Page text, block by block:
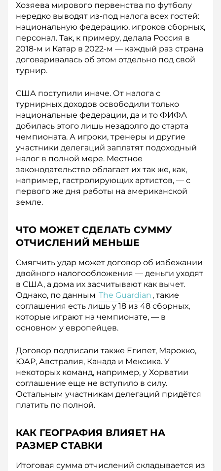
Хозяева мирового первенства по футболу
нередко выводят из-под налога всех гостей:
национальную федерацию, игроков сборных,
персонал. Так, к примеру, делала Россия в
2018-м и Катар в 2022-м — каждый раз страна
договаривалась об этом отдельно под свой
турнир.
США поступили иначе. От налога с
турнирных доходов освободили только
национальные федерации, да и то ФИФА
добилась этого лишь незадолго до старта
чемпионата. А игроки, тренеры и другие
участники делегаций заплатят подоходный
налог в полной мере. Местное
законодательство облагает их так же, как,
например, гастролирующих артистов, — с
первого же дня работы на американской
земле.
ЧТО МОЖЕТ СДЕЛАТЬ СУММУ
ОТЧИСЛЕНИЙ МЕНЬШЕ
Смягчить удар может договор об избежании
двойного налогообложения — деньги уходят
в США, а дома их засчитывают как вычет.
Однако, по данным The Guardian , такие
соглашения есть лишь у 18 из 48 сборных,
которые играют на чемпионате, — в
основном у европейцев.
Договор подписали также Египет, Марокко,
ЮАР, Австралия, Канада и Мексика. У
некоторых команд, например, у Хорватии
соглашение еще не вступило в силу.
Остальным участникам делегаций придётся
платить по полной.
КАК ГЕОГРАФИЯ ВЛИЯЕТ НА
РАЗМЕР СТАВКИ
Итоговая сумма отчислений складывается из